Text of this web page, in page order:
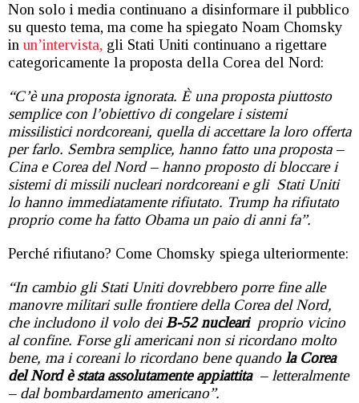
Non solo i media continuano a disinformare il pubblico
su questo tema, ma come ha spiegato Noam Chomsky
in un’intervista, gli Stati Uniti continuano a rigettare
categoricamente la proposta della Corea del Nord:
“C’è una proposta ignorata. È una proposta piuttosto
semplice con l’obiettivo di congelare i sistemi
missilistici nordcoreani, quella di accettare la loro offerta
per farlo. Sembra semplice, hanno fatto una proposta –
Cina e Corea del Nord – hanno proposto di bloccare i
sistemi di missili nucleari nordcoreani e gli Stati Uniti
lo hanno immediatamente rifiutato. Trump ha rifiutato
proprio come ha fatto Obama un paio di anni fa”.
Perché rifiutano? Come Chomsky spiega ulteriormente:
“In cambio gli Stati Uniti dovrebbero porre fine alle
manovre militari sulle frontiere della Corea del Nord,
che includono il volo deiB-52 nucleari proprio vicino
al confine. Forse gli americani non si ricordano molto
bene, ma i coreani lo ricordano bene quando la Corea
del Nord è stata assolutamente appiattita– letteralmente
– dal bombardamento americano”.